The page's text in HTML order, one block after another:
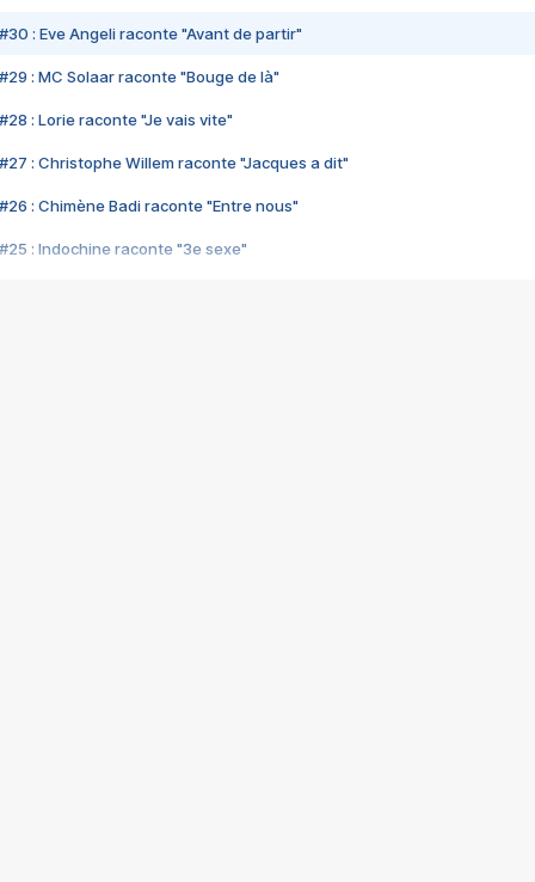
#30 : Eve Angeli raconte "Avant de partir"
#29 : MC Solaar raconte "Bouge de là"
#28 : Lorie raconte "Je vais vite"
#27 : Christophe Willem raconte "Jacques a dit"
#26 : Chimène Badi raconte "Entre nous"
#25 : Indochine raconte "3e sexe"